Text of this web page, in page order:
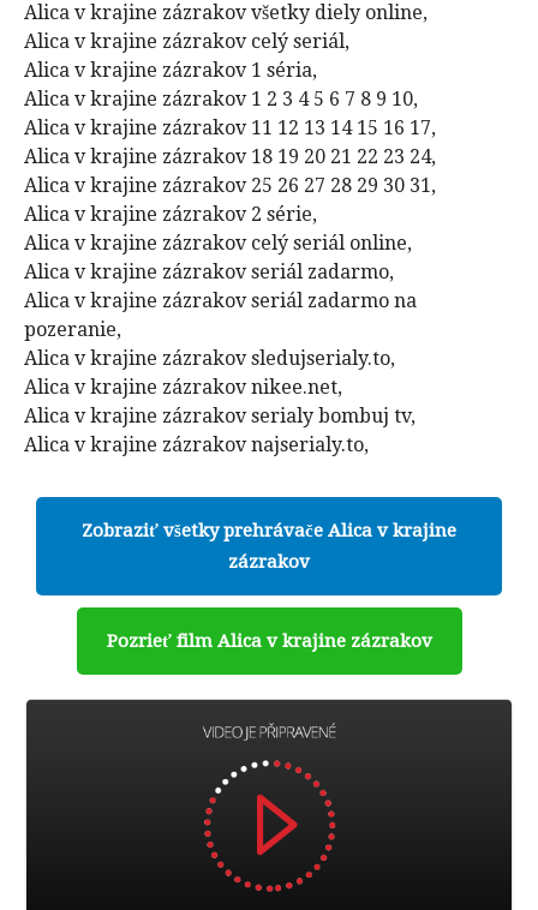
Alica v krajine zázrakov všetky diely online,
Alica v krajine zázrakov celý seriál,
Alica v krajine zázrakov 1 séria,
Alica v krajine zázrakov 1 2 3 4 5 6 7 8 9 10,
Alica v krajine zázrakov 11 12 13 14 15 16 17,
Alica v krajine zázrakov 18 19 20 21 22 23 24,
Alica v krajine zázrakov 25 26 27 28 29 30 31,
Alica v krajine zázrakov 2 série,
Alica v krajine zázrakov celý seriál online,
Alica v krajine zázrakov seriál zadarmo,
Alica v krajine zázrakov seriál zadarmo na
pozeranie,
Alica v krajine zázrakov sledujserialy.to,
Alica v krajine zázrakov nikee.net,
Alica v krajine zázrakov serialy bombuj tv,
Alica v krajine zázrakov najserialy.to,
Zobraziť všetky prehrávače Alica v krajine
zázrakov
Pozrieť film Alica v krajine zázrakov